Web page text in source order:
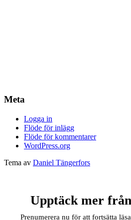
Meta
Logga in
Flöde för inlägg
Flöde för kommentarer
WordPress.org
Tema av Daniel Tängerfors
Upptäck mer
Prenumerera nu för att fortsätta